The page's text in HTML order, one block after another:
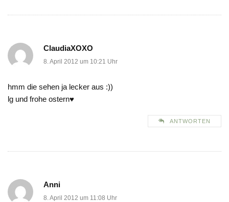
ClaudiaXOXO
8. April 2012 um 10:21 Uhr
hmm die sehen ja lecker aus :))
lg und frohe ostern♥
ANTWORTEN
Anni
8. April 2012 um 11:08 Uhr